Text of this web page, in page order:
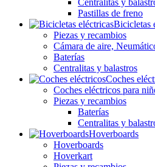
Pastillas de freno
Bicicletas
Piezas y recambios
Cámara de aire,
Baterías
Centralitas y balastros
Coches
Coches eléctricos para
Piezas y recambios
Baterías
Centralitas y
Hoverboards
Hoverboards
Hoverkart